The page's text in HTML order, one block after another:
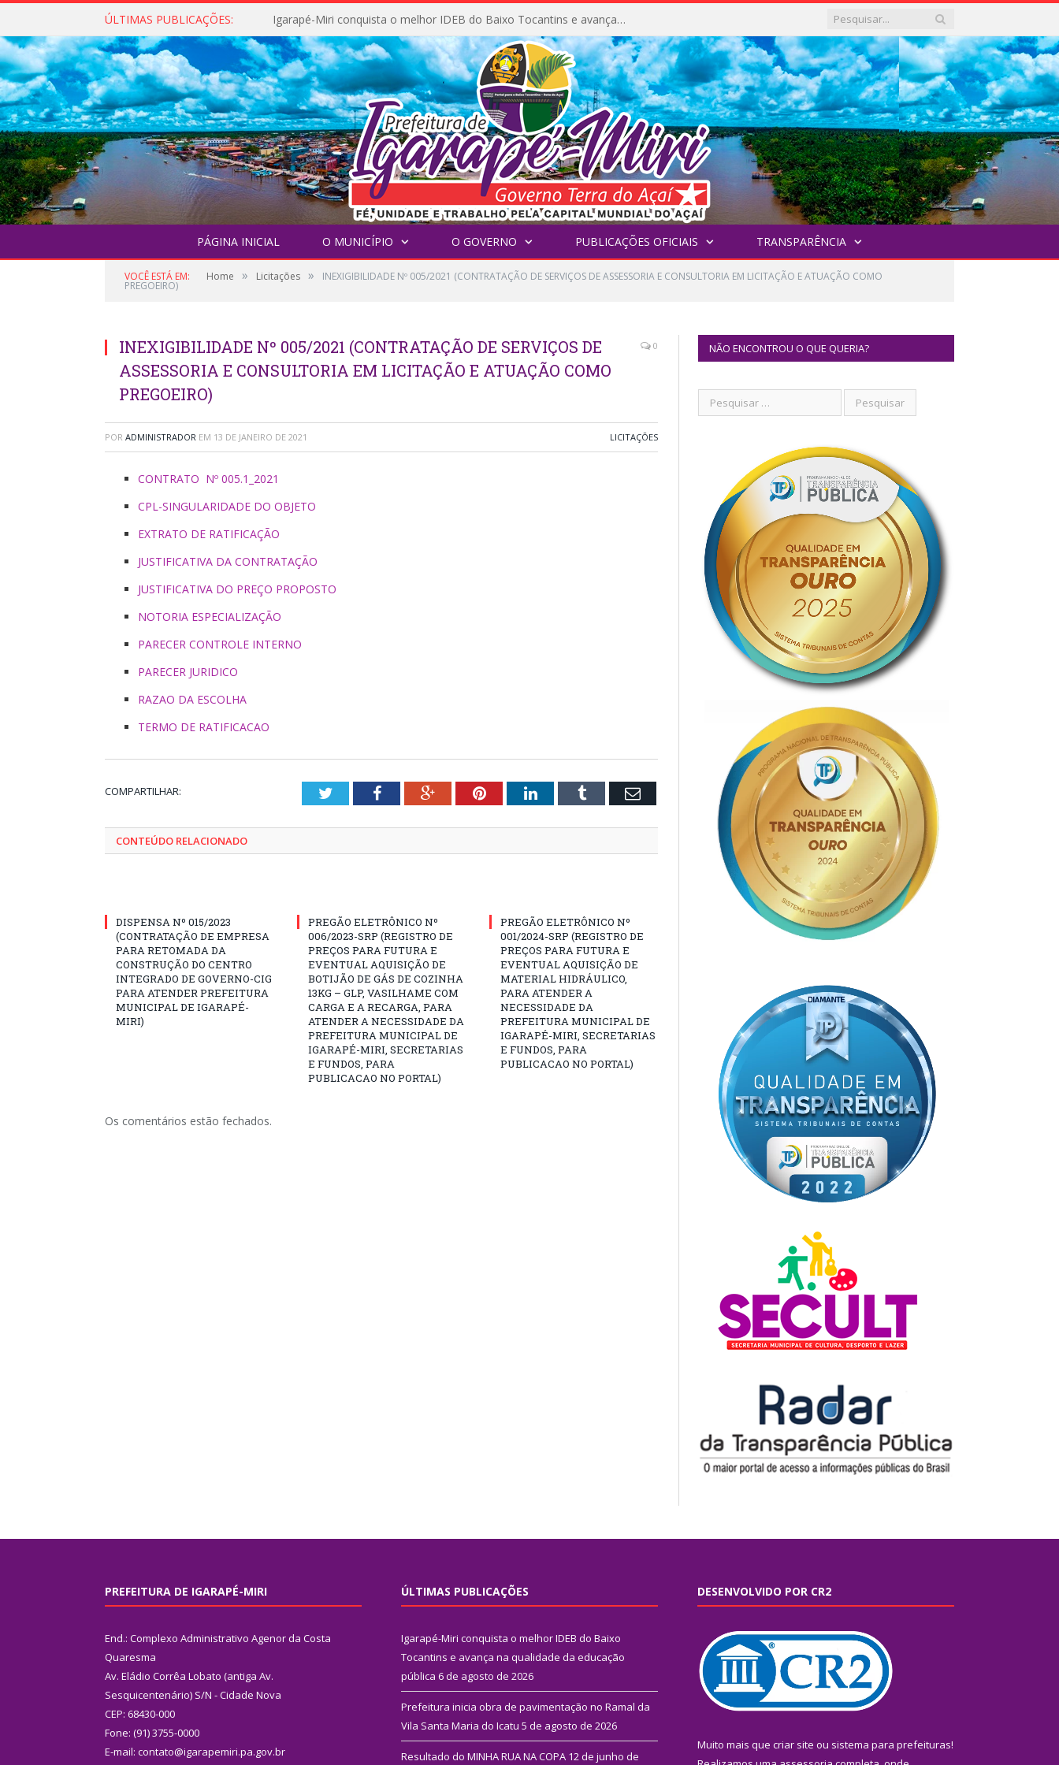
ÚLTIMAS PUBLICAÇÕES: Igarapé-Miri conquista o melhor IDEB do Baixo Tocantins e avança na qualidade da educação pública
PÁGINA INICIAL O MUNICÍPIO O GOVERNO PUBLICAÇÕES OFICIAIS TRANSPARÊNCIA
VOCÊ ESTÁ EM: Home » Licitações » INEXIGIBILIDADE Nº 005/2021 (CONTRATAÇÃO DE SERVIÇOS DE ASSESSORIA E CONSULTORIA EM LICITAÇÃO E ATUAÇÃO COMO
PREGOEIRO)
INEXIGIBILIDADE Nº 005/2021 (CONTRATAÇÃO DE SERVIÇOS DE
ASSESSORIA E CONSULTORIA EM LICITAÇÃO E ATUAÇÃO COMO
PREGOEIRO)
0
POR ADMINISTRADOR EM 13 DE JANEIRO DE 2021 LICITAÇÕES
CONTRATO Nº 005.1_2021
CPL-SINGULARIDADE DO OBJETO
EXTRATO DE RATIFICAÇÃO
JUSTIFICATIVA DA CONTRATAÇÃO
JUSTIFICATIVA DO PREÇO PROPOSTO
NOTORIA ESPECIALIZAÇÃO
PARECER CONTROLE INTERNO
PARECER JURIDICO
RAZAO DA ESCOLHA
TERMO DE RATIFICACAO
COMPARTILHAR: TwitterFacebookGoogle+PinterestLinkedInTumblr Email
CONTEÚDO RELACIONADO
DISPENSA Nº 015/2023
(CONTRATAÇÃO DE EMPRESA
PARA RETOMADA DA
CONSTRUÇÃO DO CENTRO
INTEGRADO DE GOVERNO-CIG
PARA ATENDER PREFEITURA
MUNICIPAL DE IGARAPÉ-
MIRI)
PREGÃO ELETRÔNICO Nº
006/2023-SRP (REGISTRO DE
PREÇOS PARA FUTURA E
EVENTUAL AQUISIÇÃO DE
BOTIJÃO DE GÁS DE COZINHA
13KG – GLP, VASILHAME COM
CARGA E A RECARGA, PARA
ATENDER A NECESSIDADE DA
PREFEITURA MUNICIPAL DE
IGARAPÉ-MIRI, SECRETARIAS
E FUNDOS, PARA
PUBLICACAO NO PORTAL)
PREGÃO ELETRÔNICO Nº
001/2024-SRP (REGISTRO DE
PREÇOS PARA FUTURA E
EVENTUAL AQUISIÇÃO DE
MATERIAL HIDRÁULICO,
PARA ATENDER A
NECESSIDADE DA
PREFEITURA MUNICIPAL DE
IGARAPÉ-MIRI, SECRETARIAS
E FUNDOS, PARA
PUBLICACAO NO PORTAL)
Os comentários estão fechados.
NÃO ENCONTROU O QUE QUERIA?
PREFEITURA DE IGARAPÉ-MIRI
End.: Complexo Administrativo Agenor da Costa
Quaresma
Av. Eládio Corrêa Lobato (antiga Av.
Sesquicentenário) S/N - Cidade Nova
CEP: 68430-000
Fone: (91) 3755-0000
E-mail: contato@igarapemiri.pa.gov.br
ÚLTIMAS PUBLICAÇÕES
Igarapé-Miri conquista o melhor IDEB do Baixo
Tocantins e avança na qualidade da educação
pública 6 de agosto de 2026
Prefeitura inicia obra de pavimentação no Ramal da
Vila Santa Maria do Icatu 5 de agosto de 2026
Resultado do MINHA RUA NA COPA 12 de junho de
DESENVOLVIDO POR CR2
Muito mais que criar site ou sistema para prefeituras!